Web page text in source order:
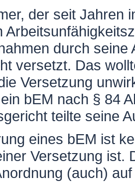
der seit Jahren
durch seine
versetzt. Das
Versetzung
bEM nach § 84
teilte seine
eines bEM ist
Versetzung ist.
(auch)